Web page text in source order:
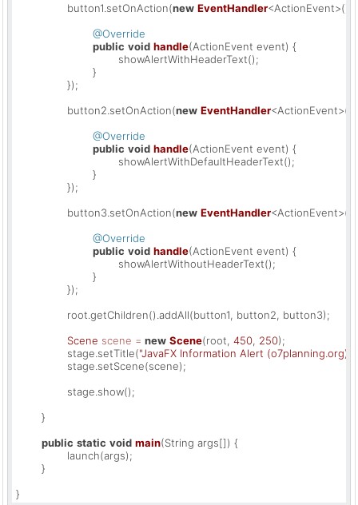
		button1.setOnAction(
new EventHandler<ActionEvent>() {
@Override
public void handle(ActionEvent event) {
		button2.setOnAction(
new EventHandler<ActionEvent>()
@Override
public void handle(ActionEvent event) {
		button3.setOnAction(
new EventHandler<ActionEvent>()
@Override
public void handle(ActionEvent event) {
Scene scene = new Scene(root, 450, 250);
		stage.setTitle(
"JavaFX Information Alert (o7planning.org)"
public static void main(String args[]) {
}